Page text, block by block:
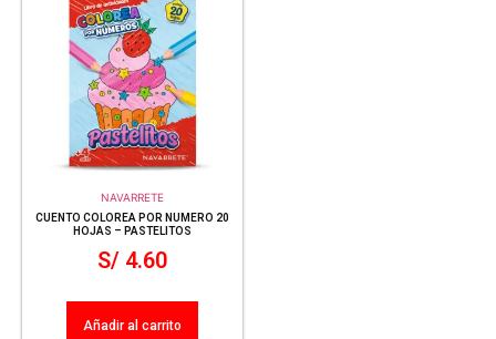
NAVARRETE
CUENTO COLOREA POR NUMERO 20
HOJAS – PASTELITOS
S/ 4.60
Añadir al carrito